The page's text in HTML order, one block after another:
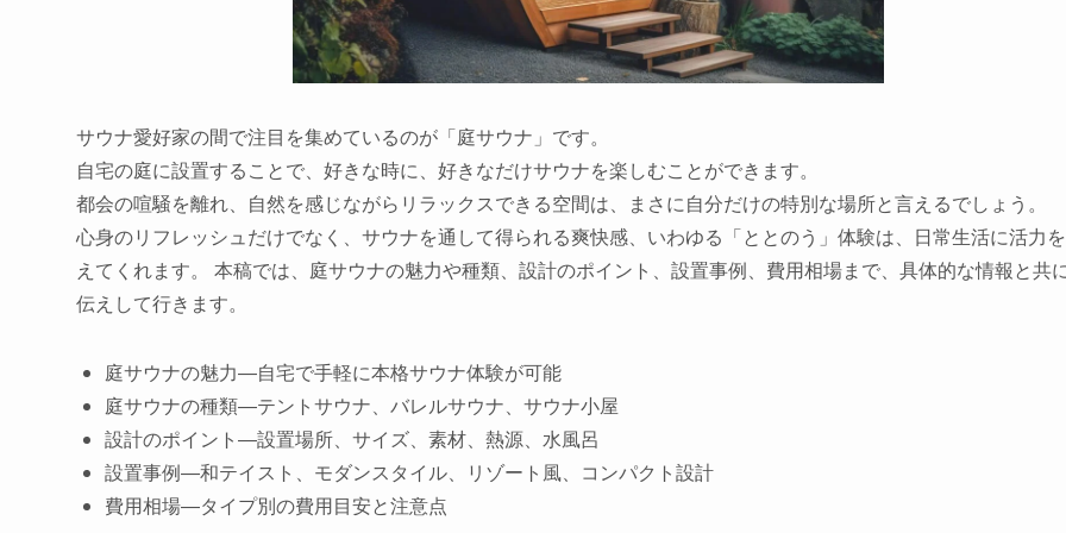
サウナ愛好家の間で注目を集めているのが「庭サウナ」です。
自宅の庭に設置することで、好きな時に、好きなだけサウナを楽しむことができます。
都会の喧騒を離れ、自然を感じながらリラックスできる空間は、まさに自分だけの特別な場所と言えるでしょう。
心身のリフレッシュだけでなく、サウナを通して得られる爽快感、いわゆる「ととのう」体験は、日常生活に活力
えてくれます。 本稿では、庭サウナの魅力や種類、設計のポイント、設置事例、費用相場まで、具体的な情報と共
伝えして行きます。
庭サウナの魅力―自宅で手軽に本格サウナ体験が可能
庭サウナの種類―テントサウナ、バレルサウナ、サウナ小屋
設計のポイント―設置場所、サイズ、素材、熱源、水風呂
設置事例―和テイスト、モダンスタイル、リゾート風、コンパクト設計
費用相場―タイプ別の費用目安と注意点